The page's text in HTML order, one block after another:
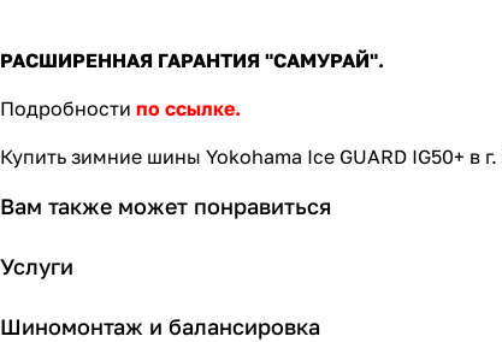
РАСШИРЕННАЯ ГАРАНТИЯ "САМУРАЙ".
Подробности по ссылке.
Купить зимние шины Yokohama Ice GUARD IG50+
Вам также может понравиться
Услуги
Шиномонтаж и балансировка